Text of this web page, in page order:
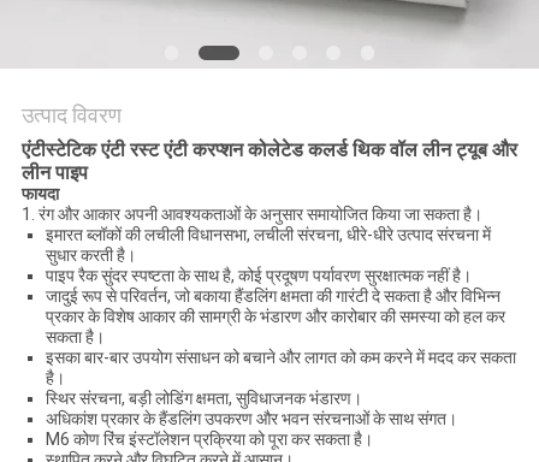
PRIVACY
POLICY
उत्पाद विवरण
एंटीस्टेटिक एंटी रस्ट एंटी करप्शन कोलेटेड कलर्ड थिक वॉल लीन ट्यूब और
लीन पाइप
फायदा
1. रंग और आकार अपनी आवश्यकताओं के अनुसार समायोजित किया जा सकता है।
इमारत ब्लॉकों की लचीली विधानसभा, लचीली संरचना, धीरे-धीरे उत्पाद संरचना में
सुधार करती है।
पाइप रैक सुंदर स्पष्टता के साथ है, कोई प्रदूषण पर्यावरण सुरक्षात्मक नहीं है।
जादुई रूप से परिवर्तन, जो बकाया हैंडलिंग क्षमता की गारंटी दे सकता है और विभिन्न
प्रकार के विशेष आकार की सामग्री के भंडारण और कारोबार की समस्या को हल कर
सकता है।
इसका बार-बार उपयोग संसाधन को बचाने और लागत को कम करने में मदद कर सकता
है।
स्थिर संरचना, बड़ी लोडिंग क्षमता, सुविधाजनक भंडारण।
अधिकांश प्रकार के हैंडलिंग उपकरण और भवन संरचनाओं के साथ संगत।
M6 कोण रिंच इंस्टॉलेशन प्रक्रिया को पूरा कर सकता है।